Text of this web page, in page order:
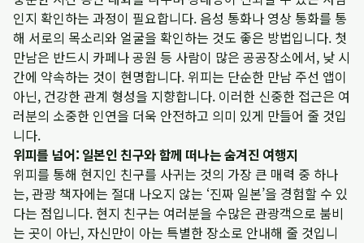
인지 확인하는 과정이 필요합니다. 음성 통화나 영상 통화를 통
해 서로의 목소리와 얼굴을 확인하는 것도 좋은 방법입니다. 첫
만남은 반드시 카페나 공원 등 사람이 많은 공공장소에서, 낮 시
간에 약속하는 것이 현명합니다. 위피는 단순한 만남 주선 앱이
아닌, 건강한 관계 형성을 지향합니다. 이러한 신중한 접근은 여
러분의 소중한 인연을 더욱 안전하고 의미 있게 만들어 줄 것입
니다.
위피를 넘어: 일본인 친구와 함께 떠나는 숨겨진 여행지
위피를 통해 현지인 친구를 사귀는 것의 가장 큰 매력 중 하나
는, 관광 책자에는 절대 나오지 않는 ‘진짜 일본’을 경험할 수 있
다는 점입니다. 현지 친구는 여러분을 수많은 관광객으로 붐비
는 곳이 아닌, 자신만이 아는 특별한 장소로 안내해 줄 것입니